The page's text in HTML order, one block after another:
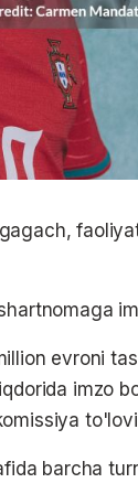
evroni
imzo
barcha